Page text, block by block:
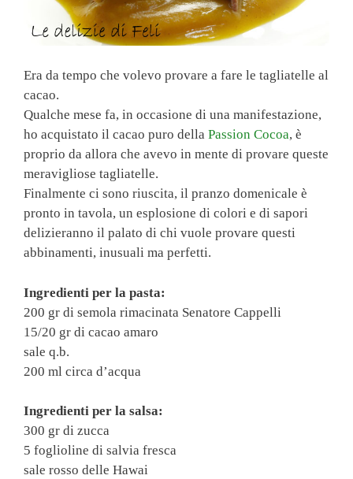
Era da tempo che volevo provare a fare le tagliatelle al
cacao.
Qualche mese fa, in occasione di una manifestazione,
ho acquistato il cacao puro della Passion Cocoa, è
proprio da allora che avevo in mente di provare queste
meravigliose tagliatelle.
Finalmente ci sono riuscita, il pranzo domenicale è
pronto in tavola, un esplosione di colori e di sapori
delizieranno il palato di chi vuole provare questi
abbinamenti, inusuali ma perfetti.
Ingredienti per la pasta:
200 gr di semola rimacinata Senatore Cappelli
15/20 gr di cacao amaro
sale q.b.
200 ml circa d’acqua
Ingredienti per la salsa:
300 gr di zucca
5 foglioline di salvia fresca
sale rosso delle Hawai